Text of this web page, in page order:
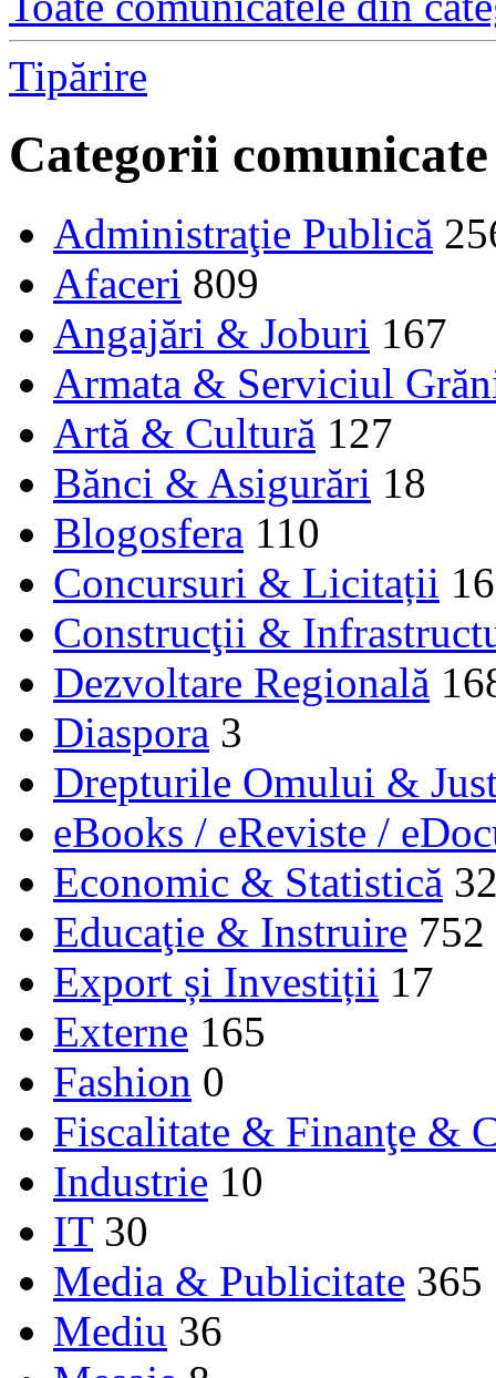
Tipărire
Categorii comunicate
Administraţie Publică
Afaceri 809
Angajări & Joburi 167
Armata & Serviciul
Artă & Cultură 127
Bănci & Asigurări 18
Blogosfera 110
Concursuri & Licitații 16
Construcţii &
Dezvoltare Regională
Diaspora 3
Drepturile Omului &
eBooks / eReviste /
Economic & Statistică
Educaţie & Instruire 752
Export și Investiții 17
Externe 165
Fashion 0
Fiscalitate & Finanţe &
Industrie 10
IT 30
Media & Publicitate 365
Mediu 36